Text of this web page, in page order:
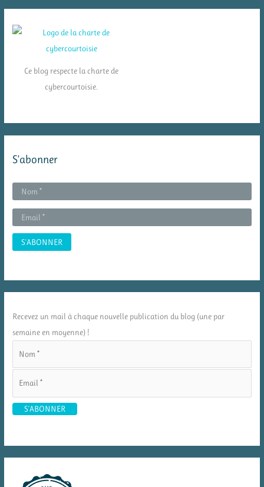
Ce blog respecte la charte de
cybercourtoisie.
S’abonner
Recevez un mail à chaque nouvelle publication du blog (une par
semaine en moyenne) !